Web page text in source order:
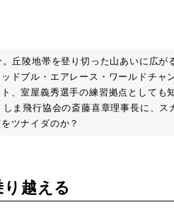
Photos
運営会社
お問い合わせ
丘陵地帯を登り切った山あいに広が
ドブル・エアレース・ワールドチャ
、室屋義秀選手の練習拠点としても
ま飛行協会の斎藤喜章理事長に、
ツナイダのか？
越える